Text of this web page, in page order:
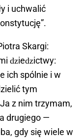
i uchwalić
Skargi:
ǳieǳictwy:
ich spólnie i w
tym
z nim trzymam,
drugiego —
gdy się wiele w